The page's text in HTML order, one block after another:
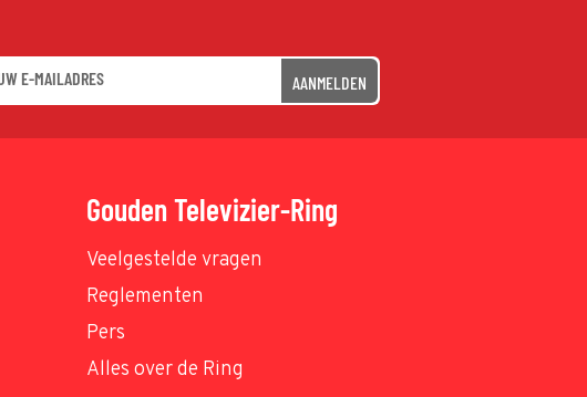
AANMELDEN
Gouden Televizier-Ring
Veelgestelde vragen
Reglementen
Pers
Alles over de Ring